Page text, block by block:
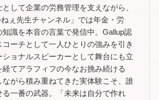
して企業の労務管理を支えながら、
ぇ先生チャンネル」では年金・労
識を本音の言葉で発信中。Gallup認
ーチとして一人ひとりの強みを引き
ショナルスピーカーとして舞台にも立
てアラフィフの今なお挑み続ける
がら積み重ねてきた実体験こそ、誰
る一番の武器。「未来は自分で作れ